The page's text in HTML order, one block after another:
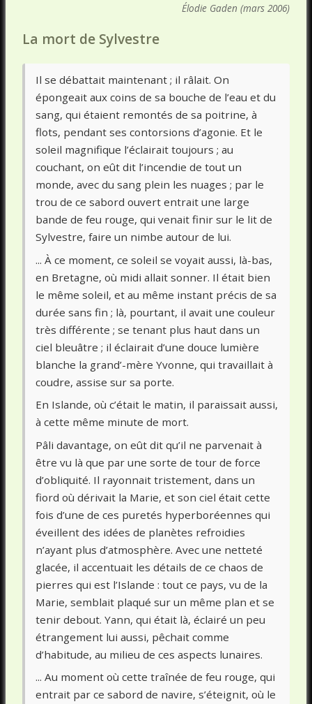
Élodie Gaden (mars 2006)
La mort de Sylvestre
Il se débattait maintenant ; il râlait. On
épongeait aux coins de sa bouche de l’eau et du
sang, qui étaient remontés de sa poitrine, à
flots, pendant ses contorsions d’agonie. Et le
soleil magnifique l’éclairait toujours ; au
couchant, on eût dit l’incendie de tout un
monde, avec du sang plein les nuages ; par le
trou de ce sabord ouvert entrait une large
bande de feu rouge, qui venait finir sur le lit de
Sylvestre, faire un nimbe autour de lui.
... À ce moment, ce soleil se voyait aussi, là-bas,
en Bretagne, où midi allait sonner. Il était bien
le même soleil, et au même instant précis de sa
durée sans fin ; là, pourtant, il avait une couleur
très différente ; se tenant plus haut dans un
ciel bleuâtre ; il éclairait d’une douce lumière
blanche la grand’-mère Yvonne, qui travaillait à
coudre, assise sur sa porte.
En Islande, où c’était le matin, il paraissait aussi,
à cette même minute de mort.
Pâli davantage, on eût dit qu’il ne parvenait à
être vu là que par une sorte de tour de force
d’obliquité. Il rayonnait tristement, dans un
fiord où dérivait la Marie, et son ciel était cette
fois d’une de ces puretés hyperboréennes qui
éveillent des idées de planètes refroidies
n’ayant plus d’atmosphère. Avec une netteté
glacée, il accentuait les détails de ce chaos de
pierres qui est l’Islande : tout ce pays, vu de la
Marie, semblait plaqué sur un même plan et se
tenir debout. Yann, qui était là, éclairé un peu
étrangement lui aussi, pêchait comme
d’habitude, au milieu de ces aspects lunaires.
... Au moment où cette traînée de feu rouge, qui
entrait par ce sabord de navire, s’éteignit, où le